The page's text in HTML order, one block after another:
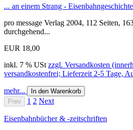
... an einem Strang -
pro message Verlag 2004, 112 Seiten,
durchgehend...
EUR 18,00
inkl. 7 % USt zzgl. Versandkosten
versandkostenfrei; Lieferzeit 2-5 Tage,
mehr...
In den Warenkorb
Prev
1 2 Next
Eisenbahnbücher & -zeitschriften